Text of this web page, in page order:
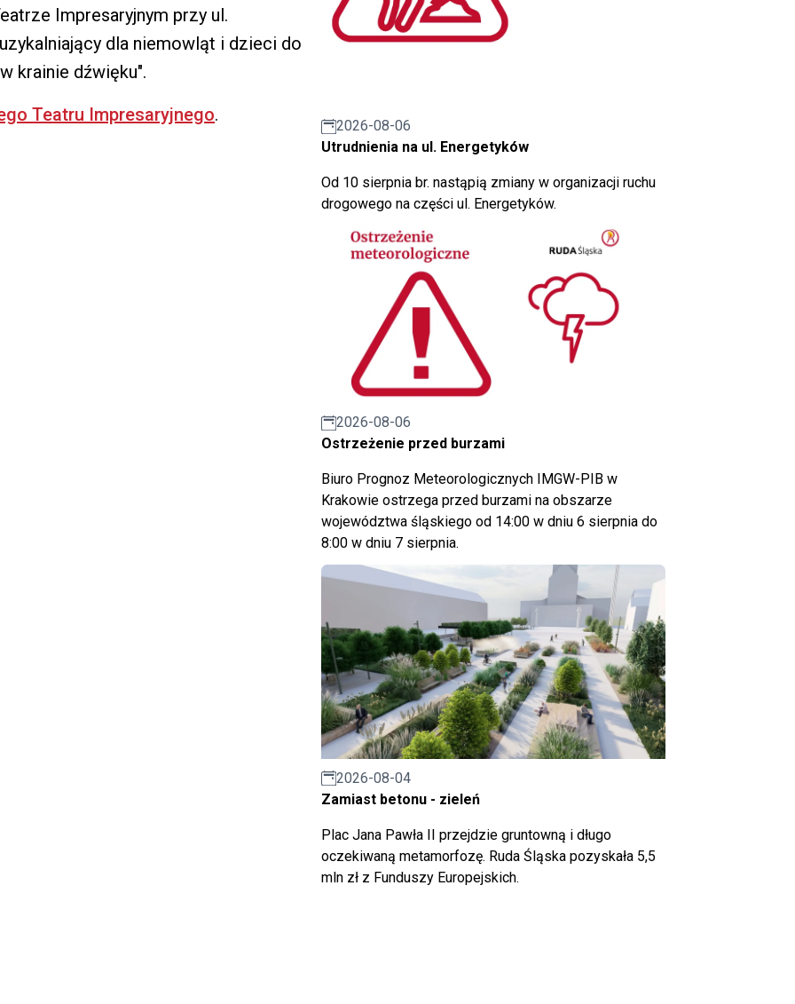
Impresaryjnym przy ul.
dla niemowląt i dzieci do
krainie dźwięku".
Teatru Impresaryjnego.
2026-08-06
Utrudnienia na ul. Energetyków
Od 10 sierpnia br. nastąpią zmiany w organizacji ruchu
drogowego na części ul. Energetyków.
2026-08-06
Ostrzeżenie przed burzami
Biuro Prognoz Meteorologicznych IMGW-PIB w
Krakowie ostrzega przed burzami na obszarze
województwa śląskiego od 14:00 w dniu 6 sierpnia do
8:00 w dniu 7 sierpnia.
2026-08-04
Zamiast betonu - zieleń
Plac Jana Pawła II przejdzie gruntowną i długo
oczekiwaną metamorfozę. Ruda Śląska pozyskała 5,5
mln zł z Funduszy Europejskich.